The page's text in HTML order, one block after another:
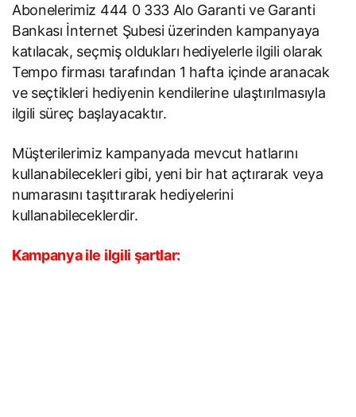
Abonelerimiz 444 0 333 Alo Garanti ve Garanti
Bankası İnternet Şubesi üzerinden kampanyaya
katılacak, seçmiş oldukları hediyelerle ilgili olarak
Tempo firması tarafından 1 hafta içinde aranacak
ve seçtikleri hediyenin kendilerine ulaştırılmasıyla
ilgili süreç başlayacaktır.
Müşterilerimiz kampanyada mevcut hatlarını
kullanabilecekleri gibi, yeni bir hat açtırarak veya
numarasını taşıttırarak hediyelerini
kullanabileceklerdir.
Kampanya ile ilgili şartlar: